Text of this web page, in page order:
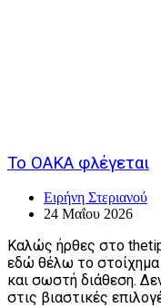
Το ΟΑΚΑ φλέγεται
Ειρήνη Στεριανού
24 Μαΐου 2026
Καλώς ήρθες στο
εδώ θέλω το
και σωστή διάθεση.
στις βιαστικές